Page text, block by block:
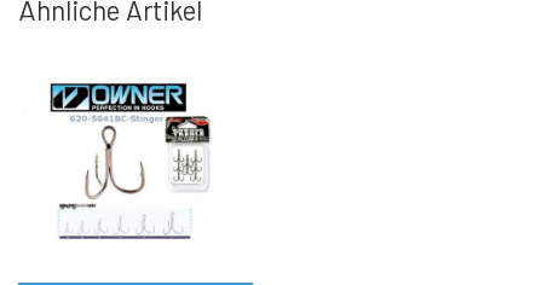
FC SPINNER KOLLEKTIONE
GUTSCHEIN
Ähnliche Artikel